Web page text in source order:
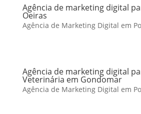
Agência de marketing digital
Oeiras
Agência de Marketing Digital em
Agência de marketing digital
Veterinária em Gondomar
Agência de Marketing Digital em